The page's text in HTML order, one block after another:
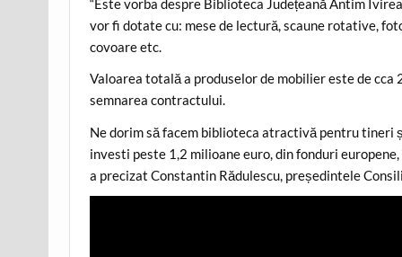
“Este vorba despre Biblioteca Județeană Antim
vor fi dotate cu: mese de lectură, scaune rotative,
covoare etc.
Valoarea totală a produselor de mobilier este de
semnarea contractului.
Ne dorim să facem biblioteca atractivă pentru tineri
investi peste 1,2 milioane euro, din fonduri
a precizat Constantin Rădulescu, președintele